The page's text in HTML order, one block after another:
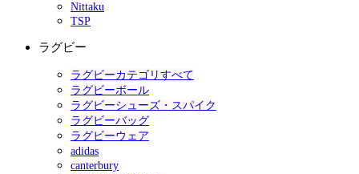
Nittaku
TSP
ラグビー
ラグビーカテゴリすべて
ラグビーボール
ラグビーシューズ・スパイク
ラグビーバッグ
ラグビーウェア
adidas
canterbury